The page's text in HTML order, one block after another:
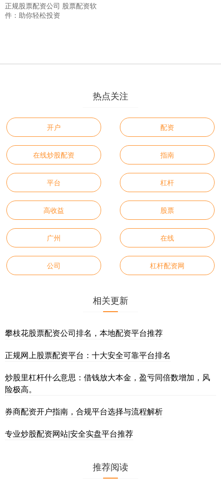
正规股票配资公司 股票配资软
件：助你轻松投资
热点关注
开户 配资
在线炒股配资 指南
平台 杠杆
高收益 股票
广州 在线
公司 杠杆配资网
相关更新
攀枝花股票配资公司排名，本地配资平台推荐
正规网上股票配资平台：十大安全可靠平台排名
炒股里杠杆什么意思：借钱放大本金，盈亏同倍数增加，风
险极高。
券商配资开户指南，合规平台选择与流程解析
专业炒股配资网站|安全实盘平台推荐
推荐阅读